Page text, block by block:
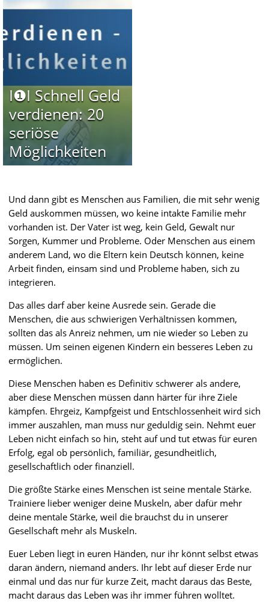
I❶I Schnell Geld
verdienen: 20
seriöse
Möglichkeiten
Und dann gibt es Menschen aus Familien, die mit sehr wenig
Geld auskommen müssen, wo keine intakte Familie mehr
vorhanden ist. Der Vater ist weg, kein Geld, Gewalt nur
Sorgen, Kummer und Probleme. Oder Menschen aus einem
anderem Land, wo die Eltern kein Deutsch können, keine
Arbeit finden, einsam sind und Probleme haben, sich zu
integrieren.
Das alles darf aber keine Ausrede sein. Gerade die
Menschen, die aus schwierigen Verhältnissen kommen,
sollten das als Anreiz nehmen, um nie wieder so Leben zu
müssen. Um seinen eigenen Kindern ein besseres Leben zu
ermöglichen.
Diese Menschen haben es Definitiv schwerer als andere,
aber diese Menschen müssen dann härter für ihre Ziele
kämpfen. Ehrgeiz, Kampfgeist und Entschlossenheit wird sich
immer auszahlen, man muss nur geduldig sein. Nehmt euer
Leben nicht einfach so hin, steht auf und tut etwas für euren
Erfolg, egal ob persönlich, familiär, gesundheitlich,
gesellschaftlich oder finanziell.
Die größte Stärke eines Menschen ist seine mentale Stärke.
Trainiere lieber weniger deine Muskeln, aber dafür mehr
deine mentale Stärke, weil die brauchst du in unserer
Gesellschaft mehr als Muskeln.
Euer Leben liegt in euren Händen, nur ihr könnt selbst etwas
daran ändern, niemand anders. Ihr lebt auf dieser Erde nur
einmal und das nur für kurze Zeit, macht daraus das Beste,
macht daraus das Leben was ihr immer führen wolltet.